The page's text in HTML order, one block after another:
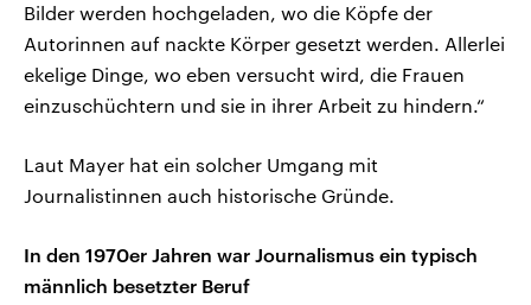
Bilder werden hochgeladen, wo die Köpfe der
Autorinnen auf nackte Körper gesetzt werden. Allerlei
ekelige Dinge, wo eben versucht wird, die Frauen
einzuschüchtern und sie in ihrer Arbeit zu hindern.“
Laut Mayer hat ein solcher Umgang mit
Journalistinnen auch historische Gründe.
In den 1970er Jahren war Journalismus ein typisch
männlich besetzter Beruf